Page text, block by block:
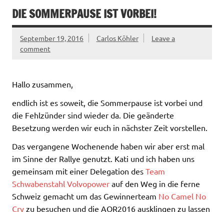
DIE SOMMERPAUSE IST VORBEI!
September 19, 2016 Carlos Köhler
Leave a
comment
Hallo zusammen,
endlich ist es soweit, die Sommerpause ist vorbei und
die Fehlzünder sind wieder da. Die geänderte
Besetzung werden wir euch in nächster Zeit vorstellen.
Das vergangene Wochenende haben wir aber erst mal
im Sinne der Rallye genutzt. Kati und ich haben uns
gemeinsam mit einer Delegation des Team
Schwabenstahl Volvopower auf den Weg in die ferne
Schweiz gemacht um das Gewinnerteam No Camel No
Cry zu besuchen und die AOR2016 ausklingen zu lassen